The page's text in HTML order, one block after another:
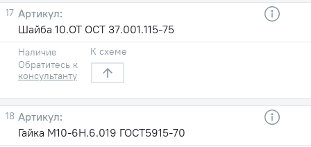
17
Шайба 10.ОТ ОСТ 37.001.115-75
Наличие
Обратитесь к
консультанту
К схеме
18
Гайка М10-6Н.6.019 ГОСТ5915-70